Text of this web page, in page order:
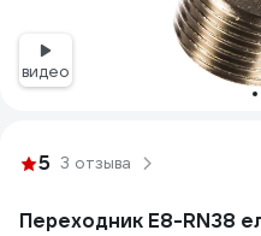
видео
5 3 отзыва
Переходник E8-RN38